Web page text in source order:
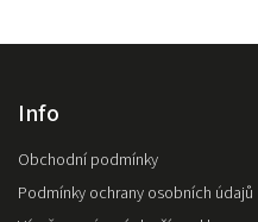
Info
Obchodní podmínky
Podmínky ochrany osobních údajů